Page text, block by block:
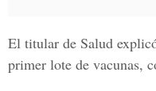
El titular de Salud
primer lote de vacunas,